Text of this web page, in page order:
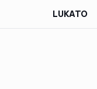
LUKATO